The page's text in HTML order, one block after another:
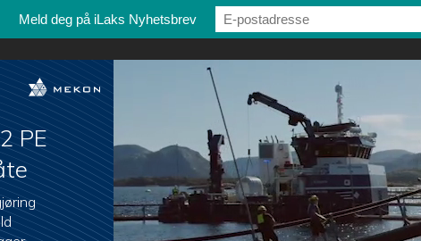
Meld deg på iLaks Nyhetsbrev